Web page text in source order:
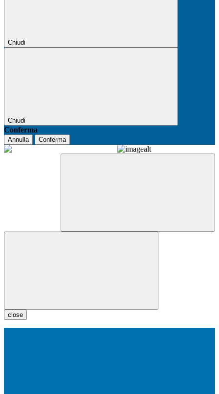
Chiudi
Chiudi
Conferma
Annulla Conferma
close